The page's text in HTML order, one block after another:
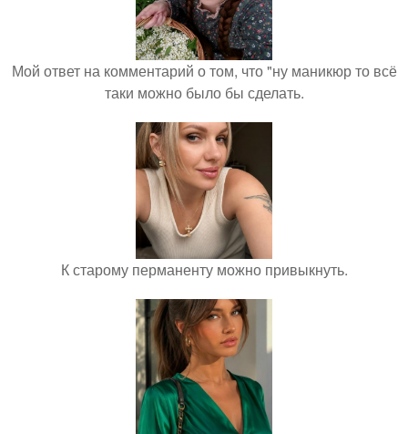
Мой ответ на комментарий о том, что "ну маникюр то всё
таки можно было бы сделать.
К старому перманенту можно привыкнуть.